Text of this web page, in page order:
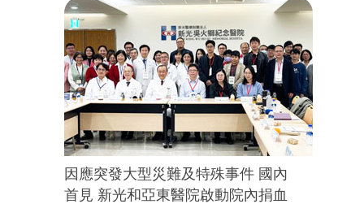
因應突發大型災難及特殊事件 國內
首見 新光和亞東醫院啟動院內捐血